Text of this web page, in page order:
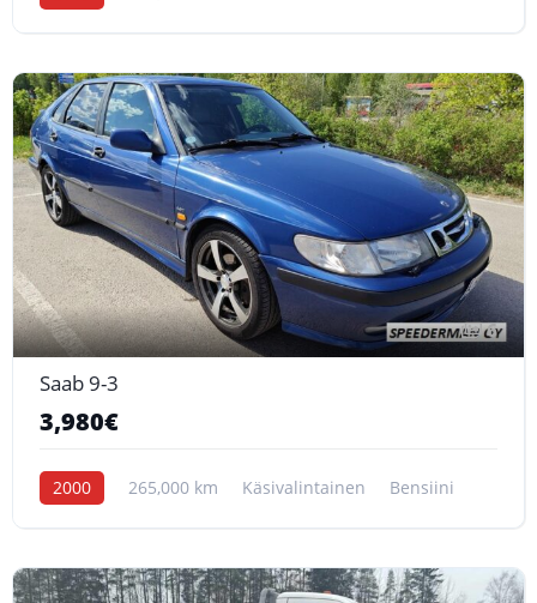
6
Saab 9-3
3,980€
2000 265,000 km Käsivalintainen Bensiini